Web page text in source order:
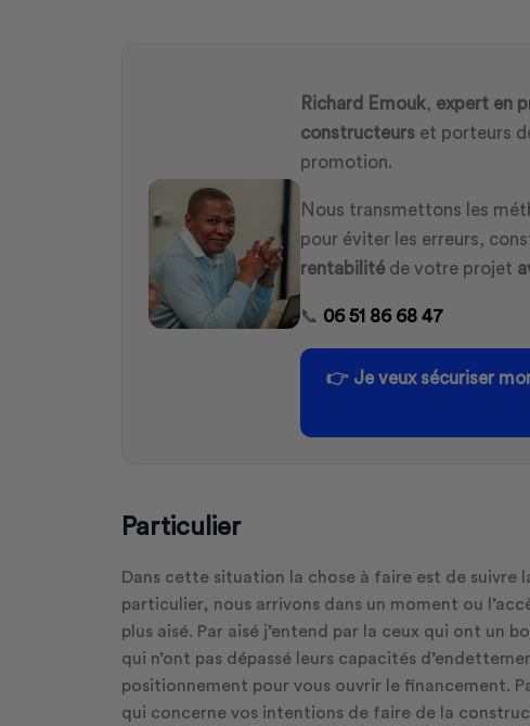
Richard Emouk, expert en
constructeurs et porteurs
promotion.
Nous transmettons les
pour éviter les erreurs,
rentabilité de votre projet
📞 06 51 86 68 47
👉 Je veux sécuriser
Particulier
Dans cette situation la chose à faire est de suivre
particulier, nous arrivons dans un moment ou
plus aisé. Par aisé j’entend par la ceux qui ont un
qui n’ont pas dépassé leurs capacités
positionnement pour vous ouvrir le financement.
qui concerne vos intentions de faire de la